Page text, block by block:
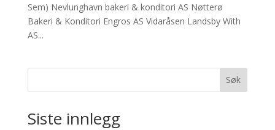
Sem) Nevlunghavn bakeri & konditori AS Nøtterø
Bakeri & Konditori Engros AS Vidaråsen Landsby With
AS...
Søk
Siste innlegg